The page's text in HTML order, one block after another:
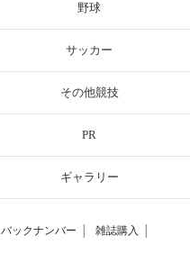
野球
サッカー
その他競技
PR
ギャラリー
バックナンバー 雑誌購入